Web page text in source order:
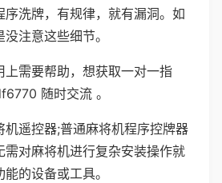
序洗牌，有规律，就有漏洞。如
注意这些细节。
上需要帮助，想获取一对一指
随时交流 。
机遥控器;普通麻将机程序控牌器
需对麻将机进行复杂安装操作就
的设备或工具。